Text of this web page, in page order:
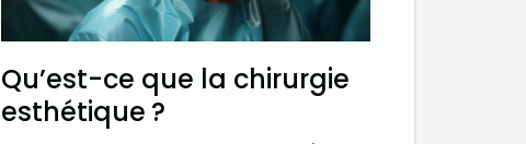
Qu’est-ce que la chirurgie
esthétique ?